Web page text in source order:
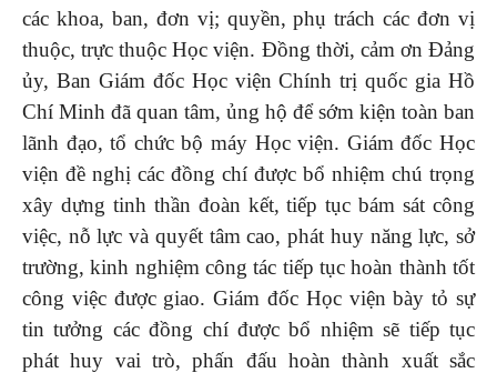
các khoa, ban, đơn vị; quyền, phụ trách các đơn vị
thuộc, trực thuộc Học viện. Đồng thời, cảm ơn Đảng
ủy, Ban Giám đốc Học viện Chính trị quốc gia Hồ
Chí Minh đã quan tâm, ủng hộ để sớm kiện toàn ban
lãnh đạo, tổ chức bộ máy Học viện. Giám đốc Học
viện đề nghị các đồng chí được bổ nhiệm chú trọng
xây dựng tinh thần đoàn kết, tiếp tục bám sát công
việc, nỗ lực và quyết tâm cao, phát huy năng lực, sở
trường, kinh nghiệm công tác tiếp tục hoàn thành tốt
công việc được giao. Giám đốc Học viện bày tỏ sự
tin tưởng các đồng chí được bổ nhiệm sẽ tiếp tục
phát huy vai trò, phấn đấu hoàn thành xuất sắc